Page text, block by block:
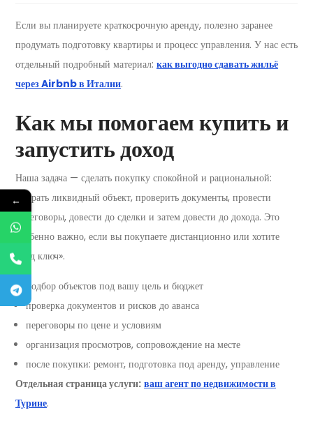
Если вы планируете краткосрочную аренду, полезно заранее
продумать подготовку квартиры и процесс управления. У нас есть
отдельный подробный материал: как выгодно сдавать жильё
через Airbnb в Италии.
Как мы помогаем купить и
запустить доход
Наша задача — сделать покупку спокойной и рациональной:
выбрать ликвидный объект, проверить документы, провести
переговоры, довести до сделки и затем довести до дохода. Это
особенно важно, если вы покупаете дистанционно или хотите
«под ключ».
подбор объектов под вашу цель и бюджет
проверка документов и рисков до аванса
переговоры по цене и условиям
организация просмотров, сопровождение на месте
после покупки: ремонт, подготовка под аренду, управление
Отдельная страница услуги: ваш агент по недвижимости в
Турине.
←